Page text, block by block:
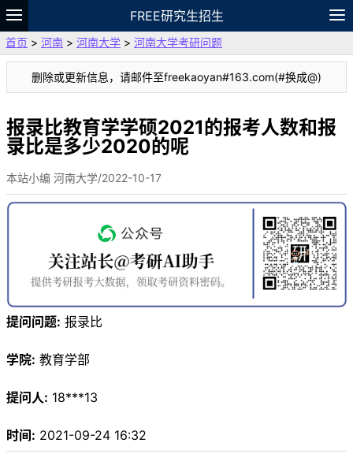
FREE研究生招生
题库
故事 专题 APP 笔记
VIP
资料
首页 > 河南 > 河南大学 > 河南大学考研问题
删除或更新信息，请邮件至freekaoyan#163.com(#换成@)
报录比教育学学硕2021的报考人数和报
录比是多少2020的呢
本站小编 河南大学/2022-10-17
提问问题: 报录比
学院: 教育学部
提问人: 18***13
时间: 2021-09-24 16:32